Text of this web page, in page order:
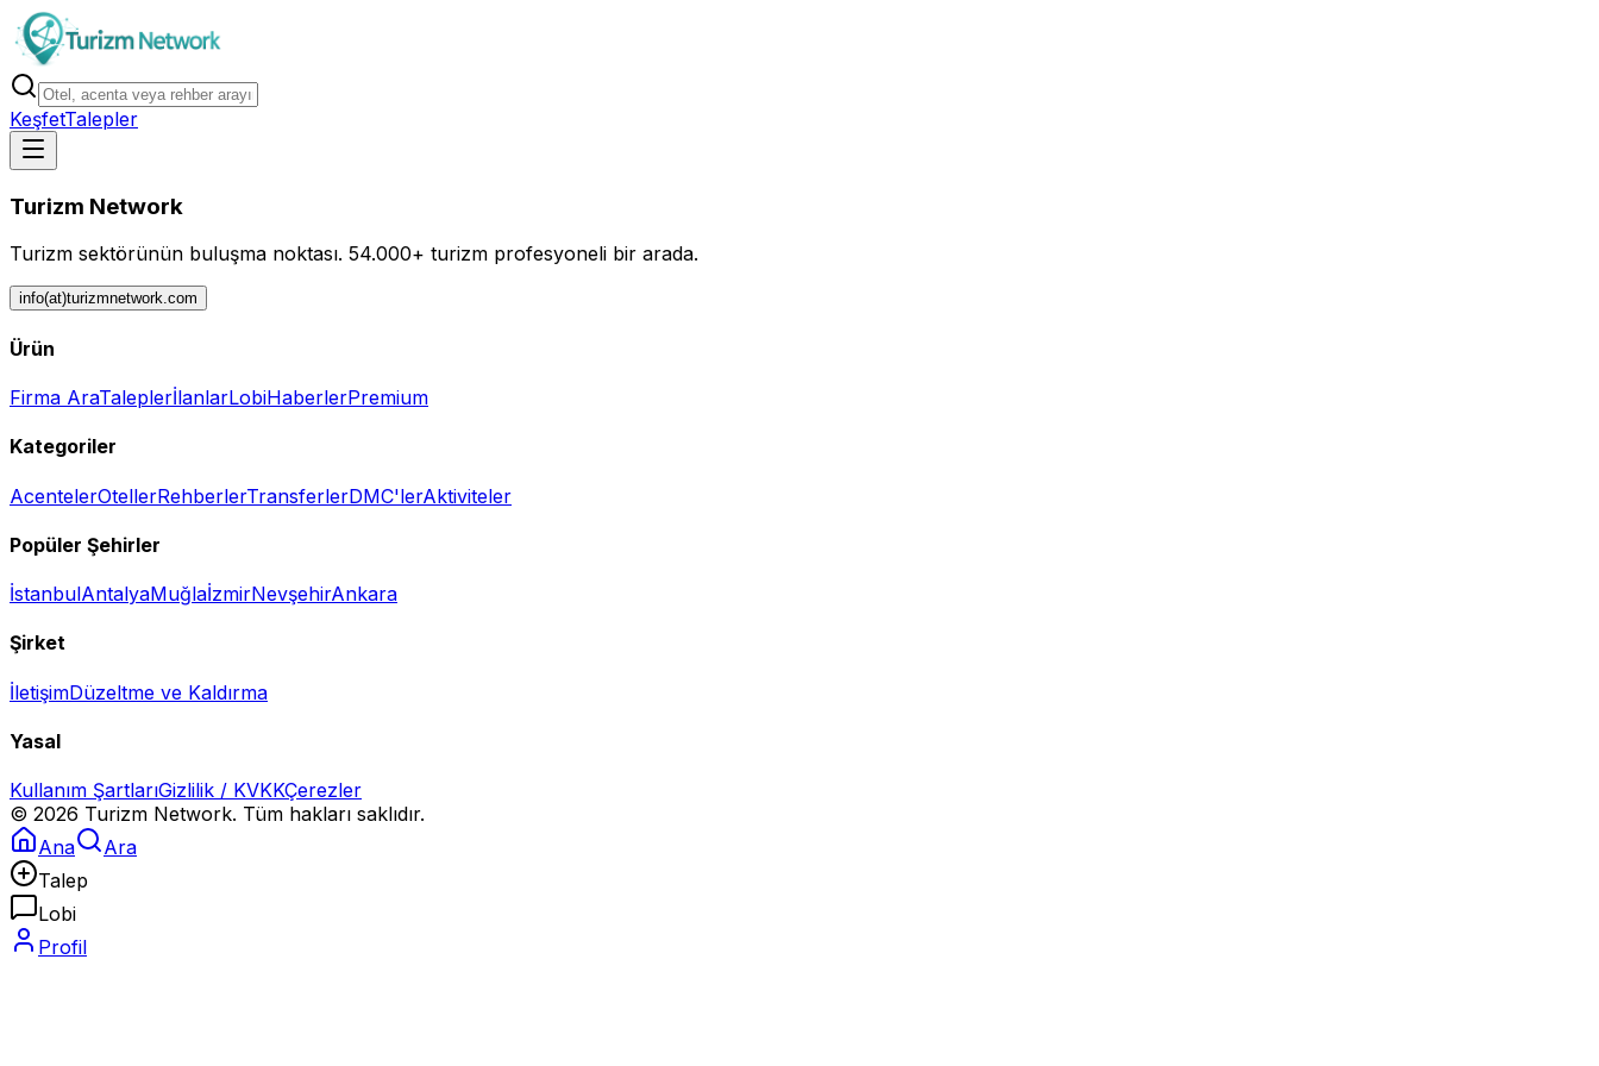
KeşfetTalepler
Turizm Network
Turizm sektörünün buluşma noktası. 54.000+ turizm profesyoneli bir arada.
info(at)turizmnetwork.com
Ürün
Firma AraTaleplerİlanlarLobiHaberlerPremium
Kategoriler
AcentelerOtellerRehberlerTransferlerDMC'lerAktiviteler
Popüler Şehirler
İstanbulAntalyaMuğlaİzmirNevşehirAnkara
Şirket
İletişimDüzeltme ve Kaldırma
Yasal
Kullanım ŞartlarıGizlilik / KVKKÇerezler
© 2026 Turizm Network. Tüm hakları saklıdır.
Ana
Ara
Talep
Lobi
Profil